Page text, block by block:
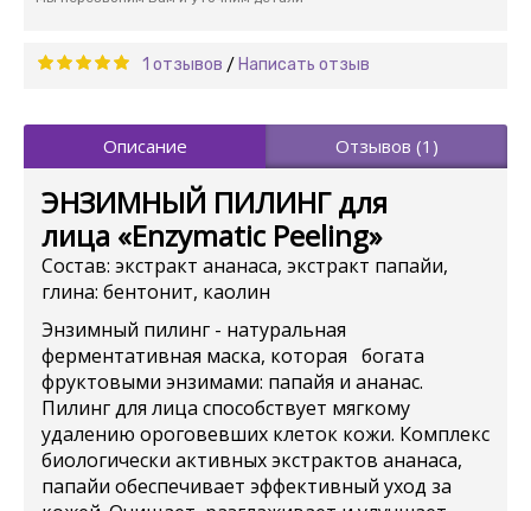
1 отзывов / Написать отзыв
Описание Отзывов (1)
ЭНЗИМНЫЙ ПИЛИНГ для
лица «Enzymatic Peeling»
Состав: экстракт ананаса, экстракт папайи,
глина: бентонит, каолин
Энзимный пилинг - натуральная
ферментативная маска, которая богата
фруктовыми энзимами: папайя и ананас.
Пилинг для лица способствует мягкому
удалению ороговевших клеток кожи. Комплекс
биологически активных экстрактов ананаса,
папайи обеспечивает эффективный уход за